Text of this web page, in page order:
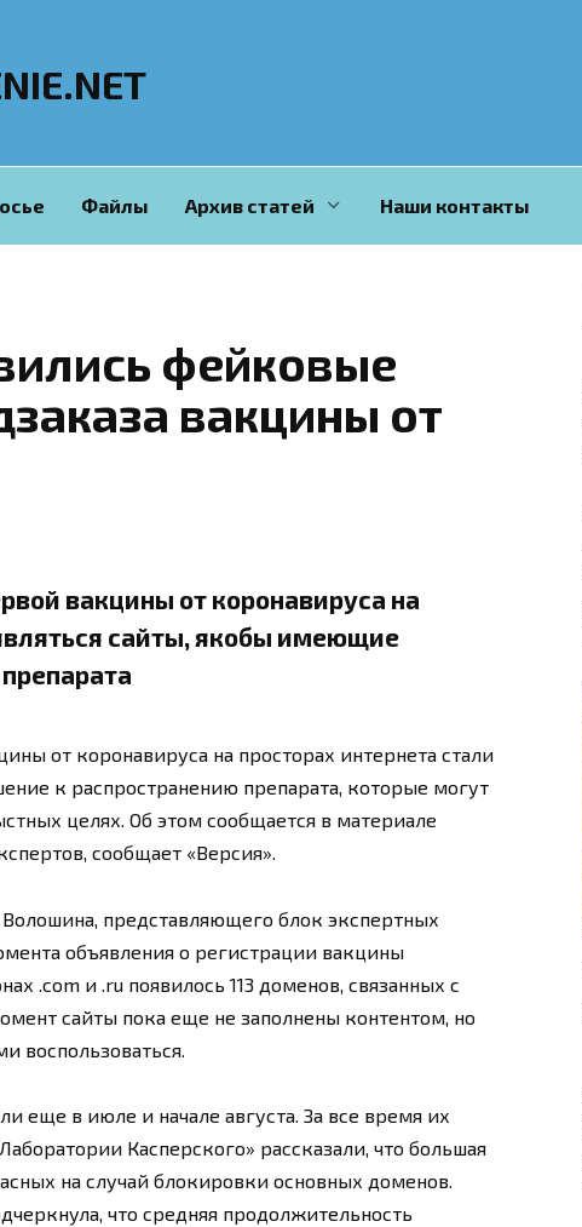
Файлы Архив статей Наши контакты
фейковые
вакцины от
вакцины от коронавируса на
сайты, якобы имеющие
от коронавируса на просторах интернета стали
к распространению препарата, которые могут
целях. Об этом сообщается в материале
сообщает «Версия».
представляющего блок экспертных
объявления о регистрации вакцины
.com и .ru появилось 113 доменов, связанных с
сайты пока еще не заполнены контентом, но
воспользоваться.
еще в июле и начале августа. За все время их
Касперского» рассказали, что большая
на случай блокировки основных доменов.
что средняя продолжительность